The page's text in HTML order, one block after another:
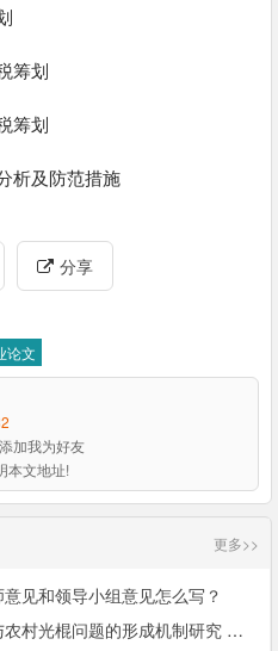
筹划
筹划
析及防范措施
分享
论文
加我为好友
本文地址!
更多>>
见和领导小组意见怎么写？
的形成机制研究 ——以大别山村为个案